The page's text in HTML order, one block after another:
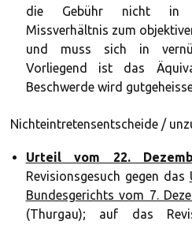
die Gebühr nicht in
Missverhältnis zum
und muss sich in
Vorliegend ist das
Beschwerde wird
Nichteintretensentscheide /
Urteil vom 22.
Revisionsgesuch gegen das
Bundesgerichts vom 7.
(Thurgau); auf das